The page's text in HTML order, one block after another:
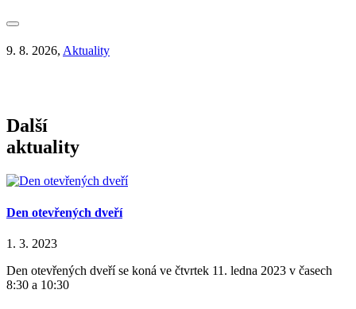
9. 8. 2026, Aktuality
Další
aktuality
Den otevřených dveří
1. 3. 2023
Den otevřených dveří se koná ve čtvrtek 11. ledna 2023 v časech
8:30 a 10:30